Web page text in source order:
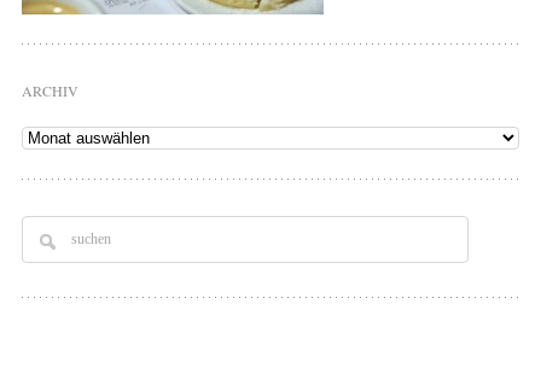
ARCHIV
Archiv